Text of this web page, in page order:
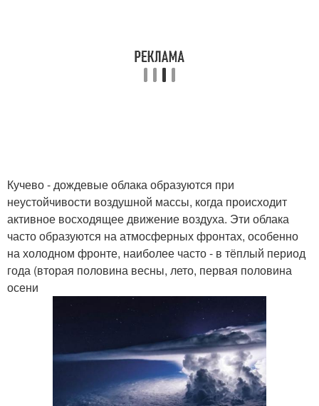
Кучево - дождевые облака образуются при
неустойчивости воздушной массы, когда происходит
активное восходящее движение воздуха. Эти облака
часто образуются на атмосферных фронтах, особенно
на холодном фронте, наиболее часто - в тёплый период
года (вторая половина весны, лето, первая половина
осени